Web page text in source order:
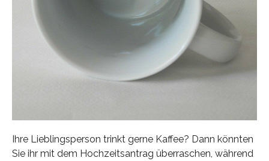
Ihre Lieblingsperson trinkt gerne Kaffee? Dann könnten
Sie ihr mit dem Hochzeitsantrag überraschen, während